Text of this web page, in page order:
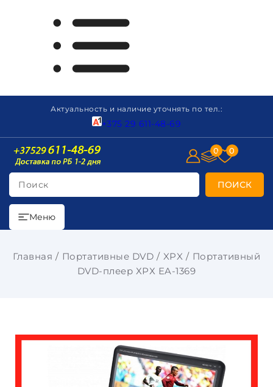
Актуальность и наличие уточнять по тел.:
+375 29 611-48-69
Поиск ПОИСК
0 0
Меню
Главная Портативные DVD XPX
Портативный
DVD-плеер ХРХ EA-1369